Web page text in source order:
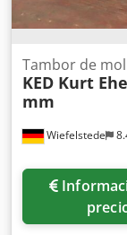
Wiefelstede
Tambor de
KED Kurt
mm
Información de